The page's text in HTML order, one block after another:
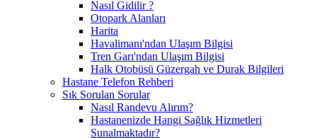
Nasıl Gidilir ?
Otopark Alanları
Harita
Havalimanı'ndan Ulaşım Bilgisi
Tren Garı'ndan Ulaşım Bilgisi
Halk Otobüsü Güzergah ve Durak Bilgileri
Hastane Telefon Rehberi
Sık Sorulan Sorular
Nasıl Randevu Alırım?
Hastanenizde Hangi Sağlık Hizmetleri
Sunalmaktadır?